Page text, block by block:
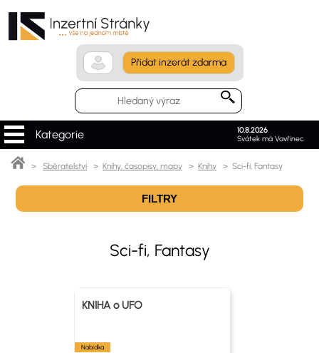
Přidat inzerát zdarma
10.8.2026.
Svátek má Vavřinec.
Kategorie
> Sběratelství > Knihy, časopisy, mapy > Knihy > Sci-fi, Fantasy
FILTRY
Sci-fi, Fantasy
KNIHA o UFO
Nabídka